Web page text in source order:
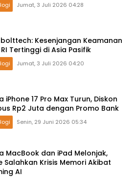
Jumat, 3 Juli 2026 04:28
bolttech: Kesenjangan Keamanan
Tertinggi di Asia Pasifik
Jumat, 3 Juli 2026 04:20
iPhone 17 Pro Max Turun, Diskon
Rp2 Juta dengan Promo Bank
Senin, 29 Juni 2026 05:34
MacBook dan iPad Melonjak,
Salahkan Krisis Memori Akibat
AI